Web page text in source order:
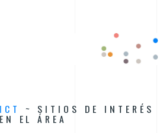
~ SITIOS DE INTERÉS
EN EL ÁREA